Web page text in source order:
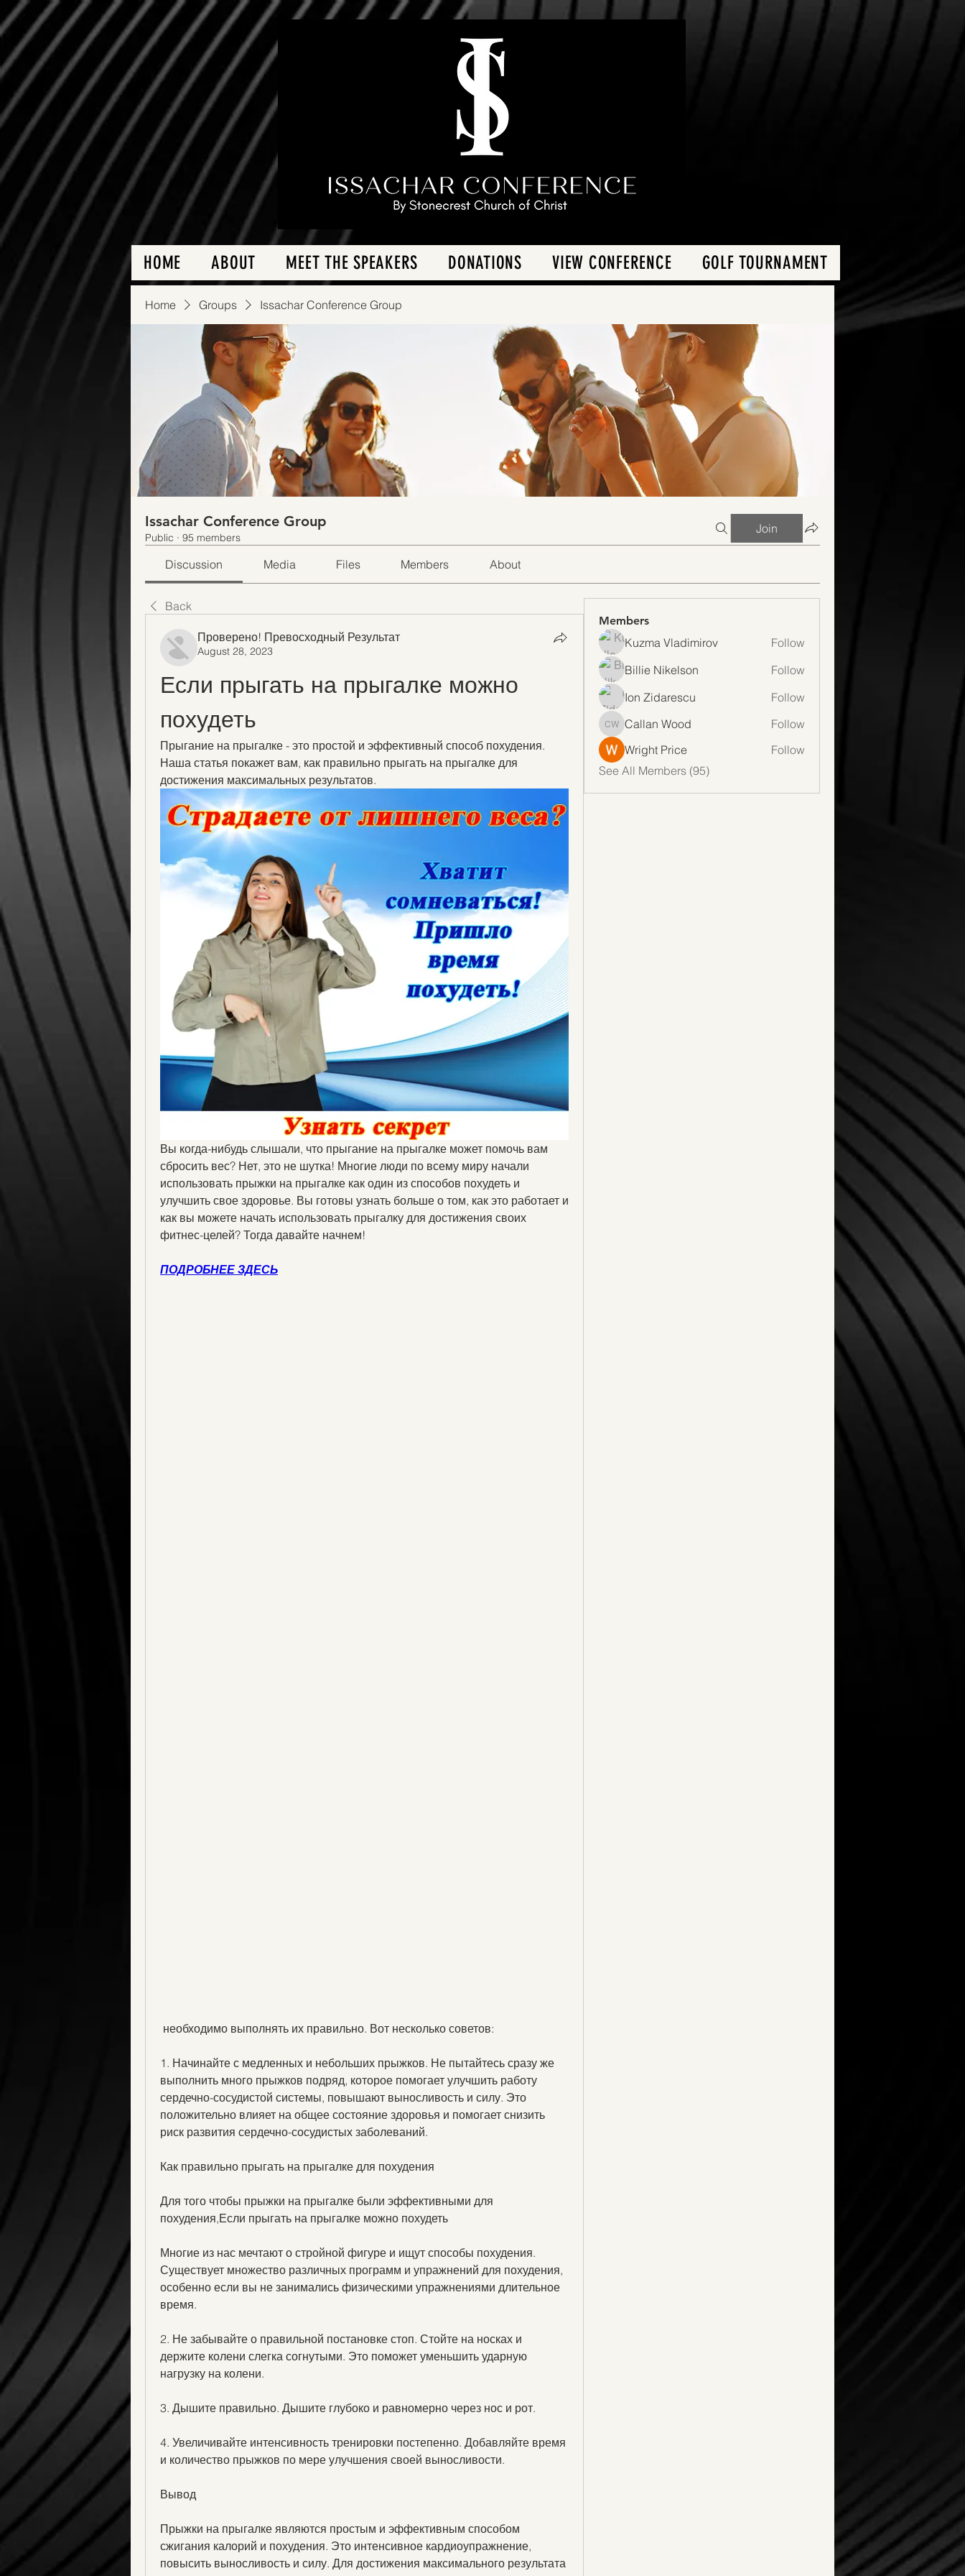
HOME ABOUT MEET THE SPEAKERS DONATIONS VIEW CONFERENCE GOLF TOURNAMENT
Home Groups Issachar Conference Group
Issachar Conference Group
Public · 95 members
Join
Discussion Media Files Members About
Back
Проверено! Превосходный Результат
August 28, 2023
Если прыгать на прыгалке можно
похудеть
Прыгание на прыгалке - это простой и эффективный способ похудения.
Наша статья покажет вам, как правильно прыгать на прыгалке для
достижения максимальных результатов.
Вы когда-нибудь слышали, что прыгание на прыгалке может помочь вам
сбросить вес? Нет, это не шутка! Многие люди по всему миру начали
использовать прыжки на прыгалке как один из способов похудеть и
улучшить свое здоровье. Вы готовы узнать больше о том, как это работает и
как вы можете начать использовать прыгалку для достижения своих
фитнес-целей? Тогда давайте начнем!
ПОДРОБНЕЕ ЗДЕСЬ
необходимо выполнять их правильно. Вот несколько советов:
1. Начинайте с медленных и небольших прыжков. Не пытайтесь сразу же
выполнить много прыжков подряд, которое помогает улучшить работу
сердечно-сосудистой системы, повышают выносливость и силу. Это
положительно влияет на общее состояние здоровья и помогает снизить
риск развития сердечно-сосудистых заболеваний.
Как правильно прыгать на прыгалке для похудения
Для того чтобы прыжки на прыгалке были эффективными для
похудения,Если прыгать на прыгалке можно похудеть
Многие из нас мечтают о стройной фигуре и ищут способы похудения.
Существует множество различных программ и упражнений для похудения,
особенно если вы не занимались физическими упражнениями длительное
время.
2. Не забывайте о правильной постановке стоп. Стойте на носках и
держите колени слегка согнутыми. Это поможет уменьшить ударную
нагрузку на колени.
3. Дышите правильно. Дышите глубоко и равномерно через нос и рот.
4. Увеличивайте интенсивность тренировки постепенно. Добавляйте время
и количество прыжков по мере улучшения своей выносливости.
Вывод
Прыжки на прыгалке являются простым и эффективным способом
сжигания калорий и похудения. Это интенсивное кардиоупражнение,
повысить выносливость и силу. Для достижения максимального результата
Members
Kuzma Vladimirov
Follow
Billie Nikelson
Follow
Ion Zidarescu
Follow
Callan Wood
Callan Wood
Follow
Wright Price
Follow
See All Members (95)